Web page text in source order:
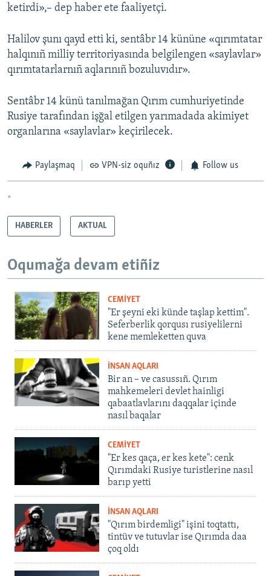
ketirdi»,– dep haber ete faaliyetçi.
Halilov şunı qayd etti ki, sentâbr 14 kününe «qırımtatar
halqınıñ milliy territoriyasında belgilengen «saylavlar»
qırımtatarlarnıñ aqlarınıñ bozuluvıdır».
Sentâbr 14 künü tanılmağan Qırım cumhuriyetinde
Rusiye tarafından işğal etilgen yarımadada akimiyet
organlarına «saylavlar» keçirilecek.
Paylaşmaq VPN-siz oquñız Follow us
*
HABERLER AKTUAL
Oqumağa devam etiñiz
CEMİYET
"Er şeyni eki künde taşlap kettim".
Seferberlik qorqusı rusiyelilerni
kene memleketten quva
İNSAN AQLARI
Bir an – ve casussıñ. Qırım
mahkemeleri devlet hainligi
qabaatlavlarını daqqalar içinde
nasıl baqalar
CEMİYET
"Er kes qaça, er kes kete": cenk
Qırımdaki Rusiye turistlerine nasıl
barıp yetti
İNSAN AQLARI
"Qırım birdemligi" işini toqtattı,
tintüv ve tutuvlar ise Qırımda daa
çoq oldı